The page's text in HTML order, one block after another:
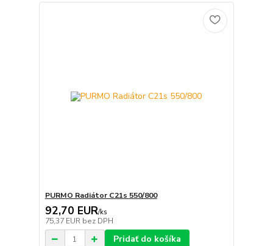
PURMO Radiátor C21s 550/800
92,70 EUR/ks
75,37 EUR bez DPH
Pridať do košíka